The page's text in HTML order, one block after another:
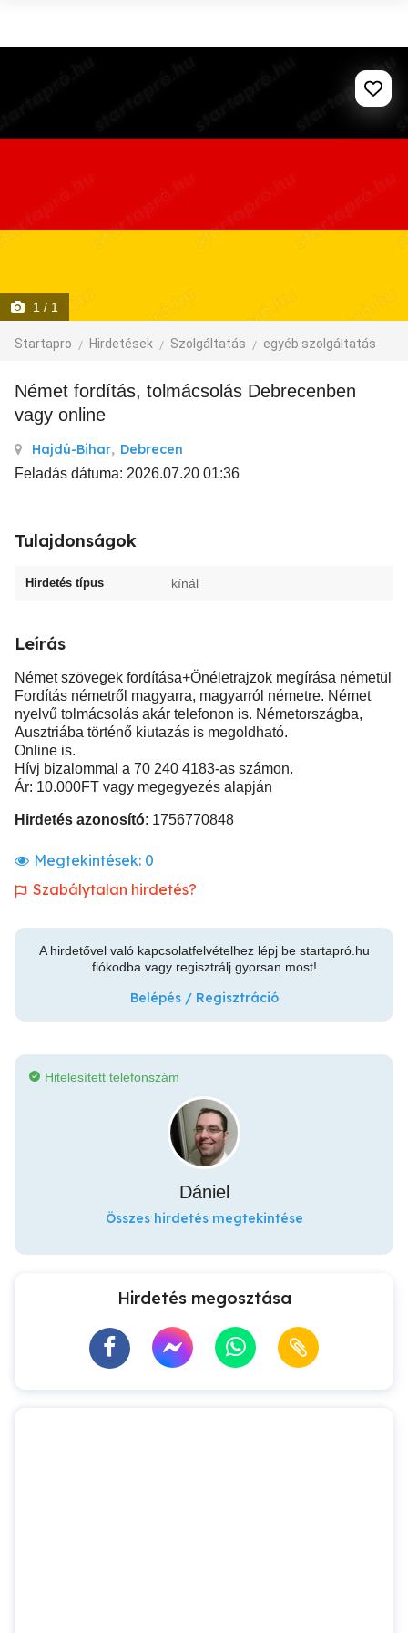
1 / 1
Startapro Hirdetések Szolgáltatás egyéb szolgáltatás
Német fordítás, tolmácsolás Debrecenben
vagy online
Hajdú-Bihar, Debrecen
Feladás dátuma: 2026.07.20 01:36
Tulajdonságok
Hirdetés típus kínál
Leírás
Német szövegek fordítása+Önéletrajzok megírása németül
Fordítás németről magyarra, magyarról németre. Német
nyelvű tolmácsolás akár telefonon is. Németországba,
Ausztriába történő kiutazás is megoldható.
Online is.
Hívj bizalommal a 70 240 4183-as számon.
Ár: 10.000FT vagy megegyezés alapján
Hirdetés azonosító: 1756770848
Megtekintések: 0
Szabálytalan hirdetés?
A hirdetővel való kapcsolatfelvételhez lépj be startapró.hu
fiókodba vagy regisztrálj gyorsan most!
Belépés / Regisztráció
Hitelesített telefonszám
Dániel
Összes hirdetés megtekintése
Hirdetés megosztása